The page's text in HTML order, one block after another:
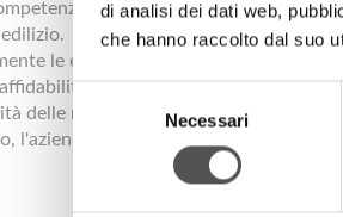
di analisi dei dati web,
che hanno raccolto dal suo
Selezione
del
Necessari
maturate nel tempo,
le esigenze del cliente e verifica
dei tecnici garantiscono un
delle maestranze, La Perla Verde è
l'azienda mette a frutto la sua lunga